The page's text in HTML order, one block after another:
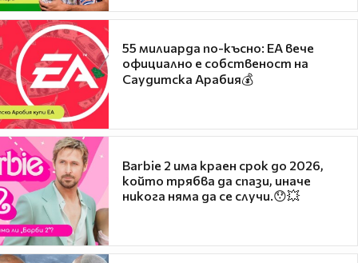
55 милиарда по-късно: EA вече
официално е собственост на
Саудитска Арабия💰
Barbie 2 има краен срок до 2026,
който трябва да спази, иначе
никога няма да се случи.😯💥